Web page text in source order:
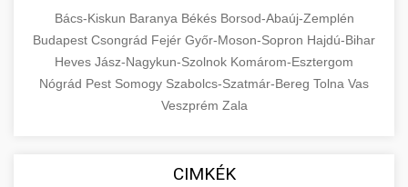
Bács-Kiskun Baranya Békés Borsod-Abaúj-Zemplén
Budapest Csongrád Fejér Győr-Moson-Sopron Hajdú-Bihar
Heves Jász-Nagykun-Szolnok Komárom-Esztergom
Nógrád Pest Somogy Szabolcs-Szatmár-Bereg Tolna Vas
Veszprém Zala
CIMKÉK